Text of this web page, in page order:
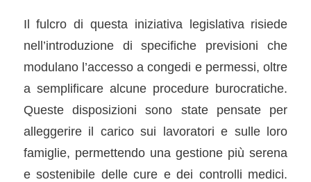
Il fulcro di questa iniziativa legislativa risiede
nell’introduzione di specifiche previsioni che
modulano l’accesso a congedi e permessi, oltre
a semplificare alcune procedure burocratiche.
Queste disposizioni sono state pensate per
alleggerire il carico sui lavoratori e sulle loro
famiglie, permettendo una gestione più serena
e sostenibile delle cure e dei controlli medici.